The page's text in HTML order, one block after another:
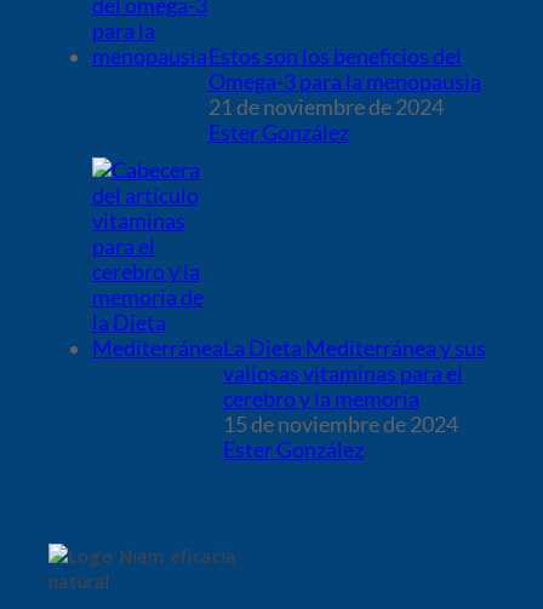
Estos son los beneficios del
Omega-3 para la menopausia
21 de noviembre de 2024
Ester González
La Dieta Mediterránea y sus
valiosas vitaminas para el
cerebro y la memoria
15 de noviembre de 2024
Ester González